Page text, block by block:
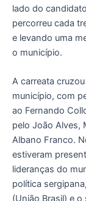
lado do
percorreu cada
e levando uma
o município.
A carreata
município, com
ao Fernando
pelo João Alves,
Albano Franco.
estiveram
lideranças do
política
(União Brasil) e